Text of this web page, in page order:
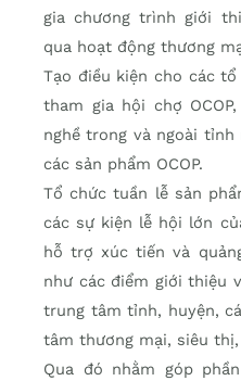
gia chương trình giới
qua hoạt động thương
Tạo điều kiện cho các
tham gia hội chợ
nghề trong và ngoài
các sản phẩm OCOP.
Tổ chức tuần lễ sản
các sự kiện lễ hội lớn
hỗ trợ xúc tiến và
như các điểm giới thiệu
trung tâm tỉnh, huyện,
tâm thương mại, siêu
Qua đó nhằm góp